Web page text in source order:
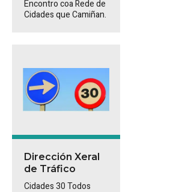
Encontro coa Rede de
Cidades que Camiñan.
Dirección Xeral
de Tráfico
Cidades 30 Todos